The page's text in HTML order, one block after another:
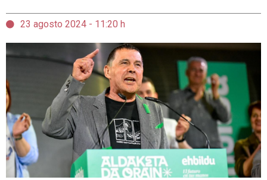
23 agosto 2024 - 11:20 h